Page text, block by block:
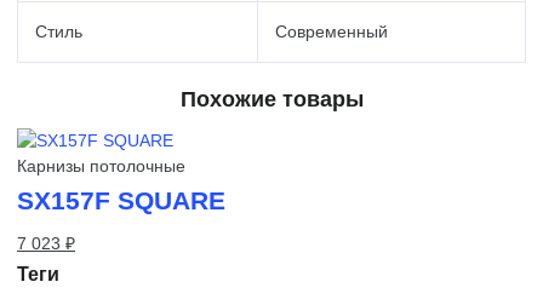
Стиль Современный
Похожие товары
Карнизы потолочные
SX157F SQUARE
7 023 ₽
Теги